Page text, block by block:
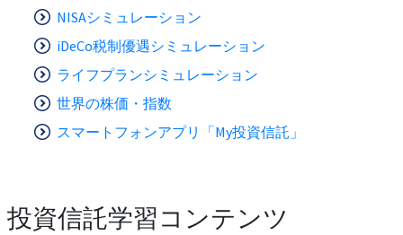
NISAシミュレーション
iDeCo税制優遇シミュレーション
ライフプランシミュレーション
世界の株価・指数
スマートフォンアプリ「My投資信託」
投資信託学習コンテンツ